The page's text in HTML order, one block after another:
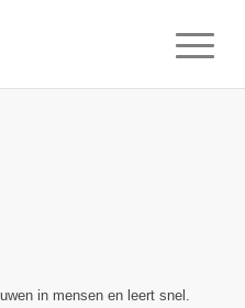
in mensen en leert snel.